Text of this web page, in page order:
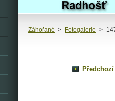
Záhořané > Fotogalerie >
Předchozí